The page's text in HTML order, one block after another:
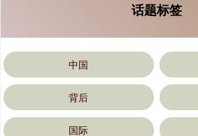
话题标签
中国
背后
国际